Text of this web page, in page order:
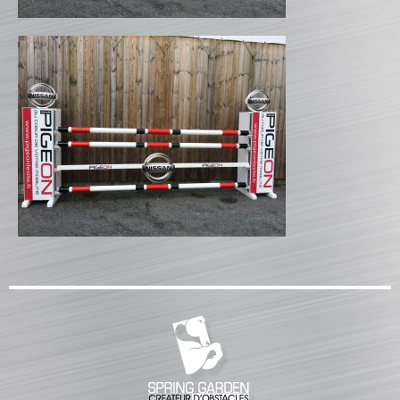
CATALOGUE PRODUITS
CHANDELIER
Gamme Classique
Gamme Prestige
Gamme Aluminium
BARRES
Barre hors coeur
Barre carrée
Barre octogonale
FICHES ET RAILS